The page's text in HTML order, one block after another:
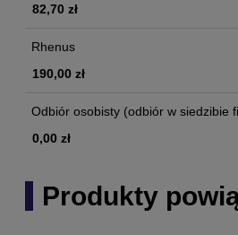
82,70 zł
Rhenus
190,00 zł
Odbiór osobisty (odbiór w siedzibie
0,00 zł
Produkty